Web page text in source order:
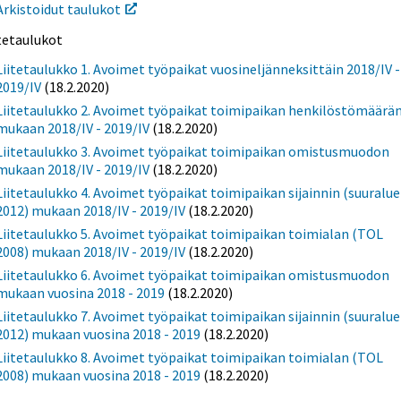
taulukot
1. Avoimet työpaikat vuosineljänneksittäin 2018/IV -
IV (18.2.2020)
2. Avoimet työpaikat toimipaikan
2018/IV - 2019/IV (18.2.2020)
3. Avoimet työpaikat toimipaikan omistusmuodon
2018/IV - 2019/IV (18.2.2020)
4. Avoimet työpaikat toimipaikan sijainnin (suuralue
mukaan 2018/IV - 2019/IV (18.2.2020)
5. Avoimet työpaikat toimipaikan toimialan (TOL
mukaan 2018/IV - 2019/IV (18.2.2020)
6. Avoimet työpaikat toimipaikan omistusmuodon
vuosina 2018 - 2019 (18.2.2020)
7. Avoimet työpaikat toimipaikan sijainnin (suuralue
mukaan vuosina 2018 - 2019 (18.2.2020)
8. Avoimet työpaikat toimipaikan toimialan (TOL
mukaan vuosina 2018 - 2019 (18.2.2020)